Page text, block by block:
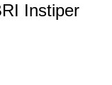
Instiper